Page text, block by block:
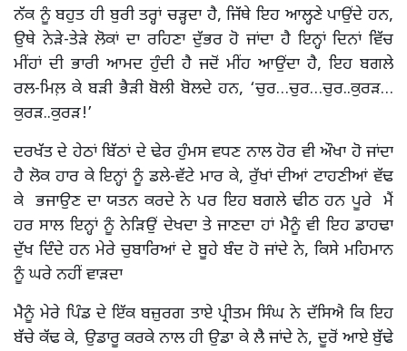
ਨੱਕ ਨੂੰ ਬਹੁਤ ਹੀ ਬੁਰੀ ਤਰ੍ਹਾਂ ਚੜ੍ਹਦਾ ਹੈ, ਜਿੱਥੇ ਇਹ ਆਲ੍ਹਣੇ ਪਾਉਂਦੇ ਹਨ,
ਉਥੇ ਨੇੜੇ-ਤੇੜੇ ਲੋਕਾਂ ਦਾ ਰਹਿਣਾ ਦੁੱਭਰ ਹੋ ਜਾਂਦਾ ਹੈ ਇਨ੍ਹਾਂ ਦਿਨਾਂ ਵਿੱਚ
ਮੀਂਹਾਂ ਦੀ ਭਾਰੀ ਆਮਦ ਹੁੰਦੀ ਹੈ ਜਦੋਂ ਮੀਂਹ ਆਉਂਦਾ ਹੈ, ਇਹ ਬਗਲੇ
ਰਲ-ਮਿਲ਼ ਕੇ ਬੜੀ ਭੈੜੀ ਬੋਲੀ ਬੋਲਦੇ ਹਨ, ‘ਚੁਰ…ਚੁਰ…ਚੁਰ..ਕੁਰੜ…
ਕੁਰੜ..ਕੁਰੜ!’
ਦਰਖੱਤ ਦੇ ਹੇਠਾਂ ਬਿੱਠਾਂ ਦੇ ਢੇਰ ਹੁੰਮਸ ਵਧਣ ਨਾਲ ਹੋਰ ਵੀ ਔਖਾ ਹੋ ਜਾਂਦਾ
ਹੈ ਲੋਕ ਹਾਰ ਕੇ ਇਨ੍ਹਾਂ ਨੂੰ ਡਲੇ-ਵੱਟੇ ਮਾਰ ਕੇ, ਰੁੱਖਾਂ ਦੀਆਂ ਟਾਹਣੀਆਂ ਵੱਢ
ਕੇ ਭਜਾਉਣ ਦਾ ਯਤਨ ਕਰਦੇ ਨੇ ਪਰ ਇਹ ਬਗਲੇ ਢੀਠ ਹਨ ਪੂਰੇ ਮੈਂ
ਹਰ ਸਾਲ ਇਨ੍ਹਾਂ ਨੂੰ ਨੇੜਿਉਂ ਦੇਖਦਾ ਤੇ ਜਾਣਦਾ ਹਾਂ ਮੈਨੂੰ ਵੀ ਇਹ ਡਾਹਢਾ
ਦੁੱਖ ਦਿੰਦੇ ਹਨ ਮੇਰੇ ਚੁਬਾਰਿਆਂ ਦੇ ਬੂਹੇ ਬੰਦ ਹੋ ਜਾਂਦੇ ਨੇ, ਕਿਸੇ ਮਹਿਮਾਨ
ਨੂੰ ਘਰੇ ਨਹੀਂ ਵਾੜਦਾ
ਮੈਨੂੰ ਮੇਰੇ ਪਿੰਡ ਦੇ ਇੱਕ ਬਜ਼ੁਰਗ ਤਾਏ ਪ੍ਰੀਤਮ ਸਿੰਘ ਨੇ ਦੱਸਿਐ ਕਿ ਇਹ
ਬੱਚੇ ਕੱਢ ਕੇ, ਉਡਾਰੂ ਕਰਕੇ ਨਾਲ ਹੀ ਉਡਾ ਕੇ ਲੈ ਜਾਂਦੇ ਨੇ, ਦੂਰੋਂ ਆਏ ਬੁੱਢੇ